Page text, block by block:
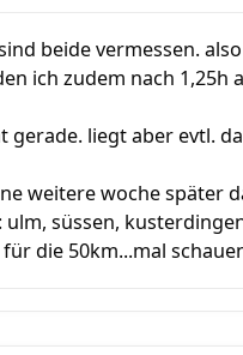
beide vermessen.
ich zudem nach
liegt aber evtl.
weitere woche später
süssen,
die 50km...mal